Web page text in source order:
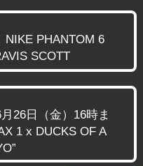
NIKE PHANTOM 6
SCOTT
26日（金）16時ま
1 x DUCKS OF A